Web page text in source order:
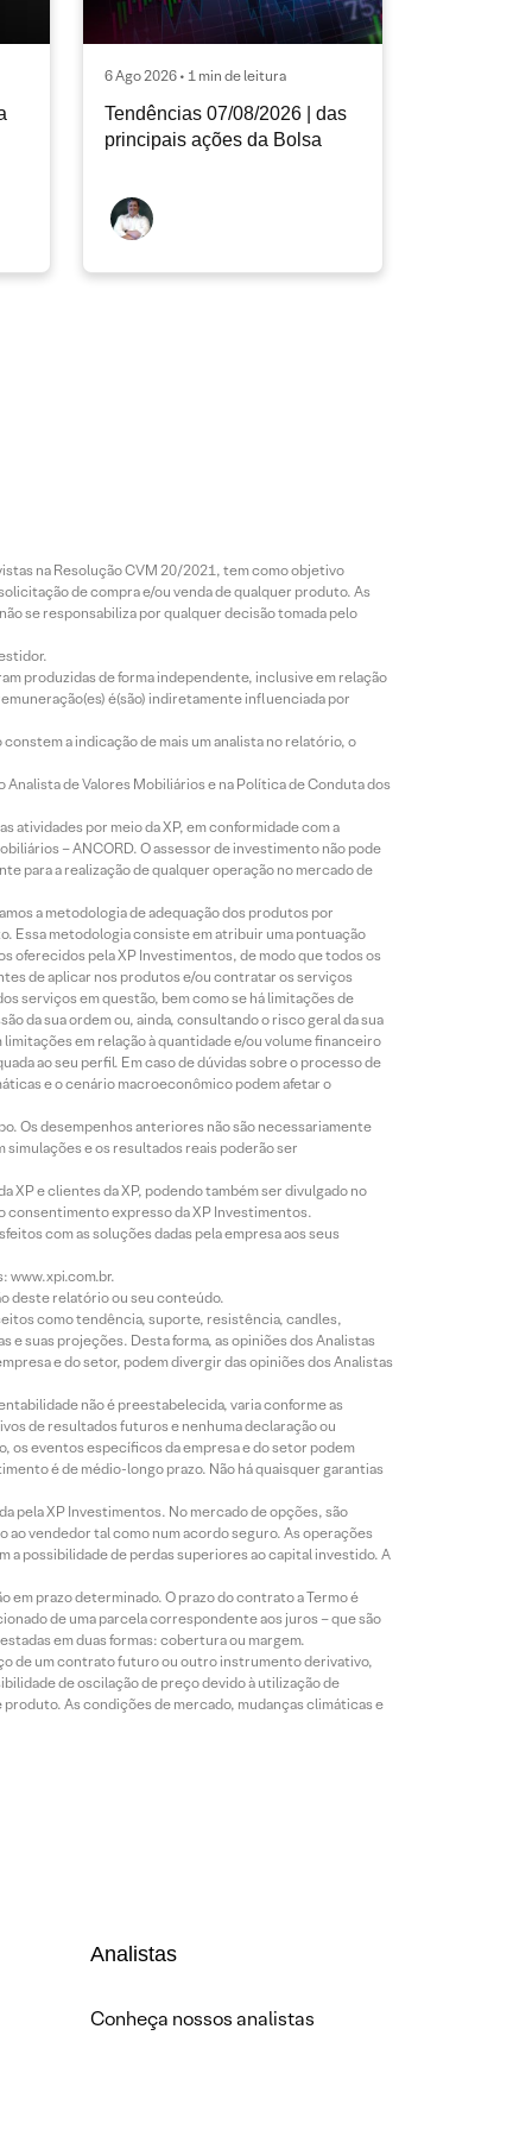
6 Ago 2026 • 1 min de leitura
Tendências 07/08/2026 | das
principais ações da Bolsa
na Resolução CVM 20/2021, tem como objetivo
de compra e/ou venda de qualquer produto. As
se responsabiliza por qualquer decisão tomada pelo
produzidas de forma independente, inclusive em relação
é(são) indiretamente influenciada por
a indicação de mais um analista no relatório, o
de Valores Mobiliários e na Política de Conduta dos
atividades por meio da XP, em conformidade com a
– ANCORD. O assessor de investimento não pode
para a realização de qualquer operação no mercado de
a metodologia de adequação dos produtos por
Essa metodologia consiste em atribuir uma pontuação
oferecidos pela XP Investimentos, de modo que todos os
de aplicar nos produtos e/ou contratar os serviços
serviços em questão, bem como se há limitações de
da sua ordem ou, ainda, consultando o risco geral da sua
em relação à quantidade e/ou volume financeiro
ao seu perfil. Em caso de dúvidas sobre o processo de
e o cenário macroeconômico podem afetar o
Os desempenhos anteriores não são necessariamente
e os resultados reais poderão ser
e clientes da XP, podendo também ser divulgado no
consentimento expresso da XP Investimentos.
com as soluções dadas pela empresa aos seus
www.xpi.com.br.
deste relatório ou seu conteúdo.
como tendência, suporte, resistência, candles,
e suas projeções. Desta forma, as opiniões dos Analistas
e do setor, podem divergir das opiniões dos Analistas
não é preestabelecida, varia conforme as
de resultados futuros e nenhuma declaração ou
os eventos específicos da empresa e do setor podem
é de médio-longo prazo. Não há quaisquer garantias
pela XP Investimentos. No mercado de opções, são
vendedor tal como num acordo seguro. As operações
possibilidade de perdas superiores ao capital investido. A
em prazo determinado. O prazo do contrato a Termo é
de uma parcela correspondente aos juros – que são
em duas formas: cobertura ou margem.
de um contrato futuro ou outro instrumento derivativo,
de oscilação de preço devido à utilização de
As condições de mercado, mudanças climáticas e
Analistas
Conheça nossos analistas